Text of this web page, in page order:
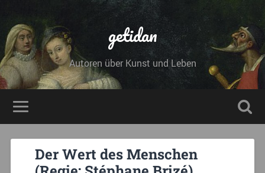
getidan
Autoren über Kunst und Leben
Der Wert des Menschen